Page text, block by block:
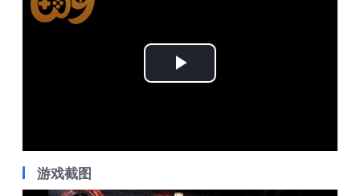
Play
游戏截图